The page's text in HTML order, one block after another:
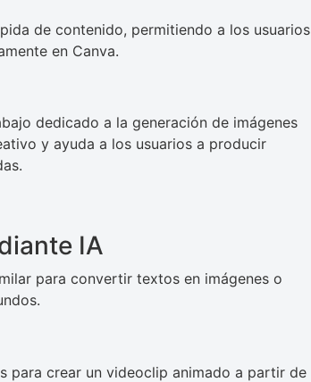
de contenido, permitiendo a los usuarios
en Canva.
dedicado a la generación de imágenes
y ayuda a los usuarios a producir
IA
para convertir textos en imágenes o
para crear un videoclip animado a partir de